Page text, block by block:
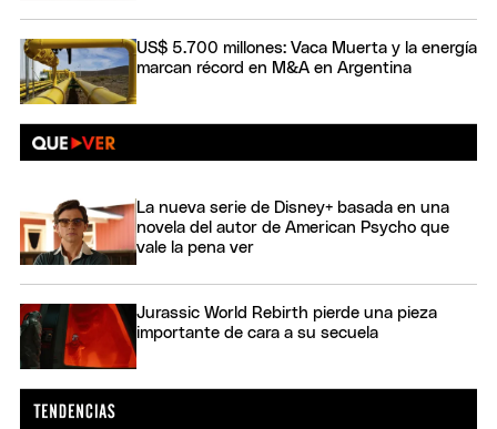
US$ 5.700 millones: Vaca Muerta y la energía
marcan récord en M&A en Argentina
La nueva serie de Disney+ basada en una
novela del autor de American Psycho que
vale la pena ver
Jurassic World Rebirth pierde una pieza
importante de cara a su secuela